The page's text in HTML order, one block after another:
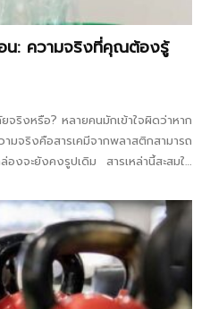
น: ความจริงที่คุณต้องรู้
ริงหรือ? หลายคนมักเข้าใจผิดว่าหาก
มจริงคือสารเคมีจากพลาสติกสามารถ
งจะยังคงรูปเดิม สารเหล่านี้สะสมใน